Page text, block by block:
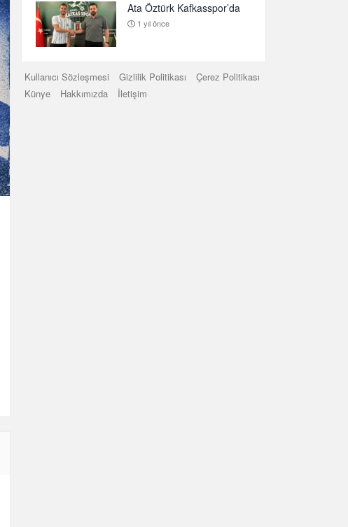
Ata Öztürk Kafkasspor’da
1 yıl önce
Kullanıcı Sözleşmesi Gizlilik Politikası
Çerez Politikası
Künye
Hakkımızda İletişim